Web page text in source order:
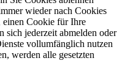
wieder nach Cookies
einen Cookie für Ihre
sich jederzeit abmelden oder
vollumfänglich nutzen
werden alle gesetzten